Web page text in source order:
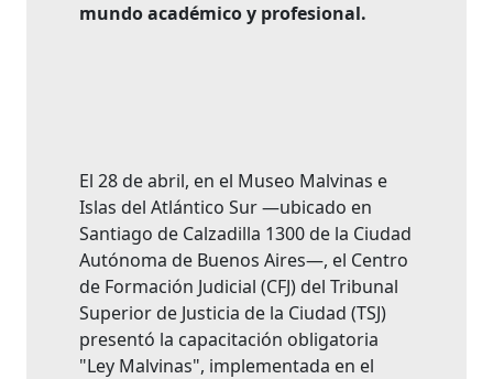
mundo académico y profesional.
El 28 de abril, en el Museo Malvinas e
Islas del Atlántico Sur —ubicado en
Santiago de Calzadilla 1300 de la Ciudad
Autónoma de Buenos Aires—, el Centro
de Formación Judicial (CFJ) del Tribunal
Superior de Justicia de la Ciudad (TSJ)
presentó la capacitación obligatoria
"Ley Malvinas", implementada en el